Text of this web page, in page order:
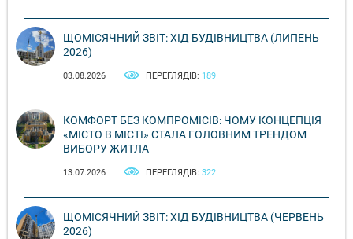
ЩОМІСЯЧНИЙ ЗВІТ: ХІД БУДІВНИЦТВА (ЛИПЕНЬ
2026)
03.08.2026 ПЕРЕГЛЯДІВ: 189
КОМФОРТ БЕЗ КОМПРОМІСІВ: ЧОМУ КОНЦЕПЦІЯ
«МІСТО В МІСТІ» СТАЛА ГОЛОВНИМ ТРЕНДОМ
ВИБОРУ ЖИТЛА
13.07.2026 ПЕРЕГЛЯДІВ: 322
ЩОМІСЯЧНИЙ ЗВІТ: ХІД БУДІВНИЦТВА (ЧЕРВЕНЬ
2026)